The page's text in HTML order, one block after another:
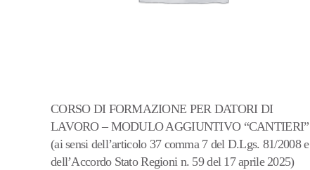
CORSO DI FORMAZIONE PER DATORI DI
LAVORO – MODULO AGGIUNTIVO “CANTIERI”
(ai sensi dell’articolo 37 comma 7 del D.Lgs. 81/2008 e
dell’Accordo Stato Regioni n. 59 del 17 aprile 2025)